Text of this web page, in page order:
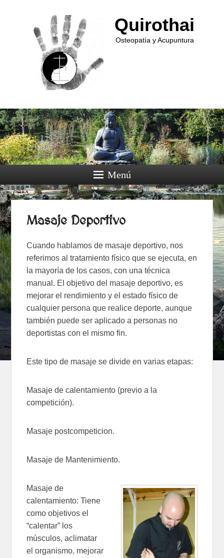
Quirothai
Osteopatía y Acupuntura
Menú
Masaje Deportivo
Cuando hablamos de masaje deportivo, nos
referimos al tratamiento físico que se ejecuta, en
la mayoría de los casos, con una técnica
manual. El objetivo del masaje deportivo, es
mejorar el rendimiento y el estado físico de
cualquier persona que realice deporte, aunque
también puede ser aplicado a personas no
deportistas con el mismo fin.
Este tipo de masaje se divide en varias etapas:
Masaje de calentamiento (previo a la
competición).
Masaje postcompeticion.
Masaje de Mantenimiento.
Masaje de
calentamiento: Tiene
como objetivos el
“calentar” los
músculos, aclimatar
el organismo, mejorar